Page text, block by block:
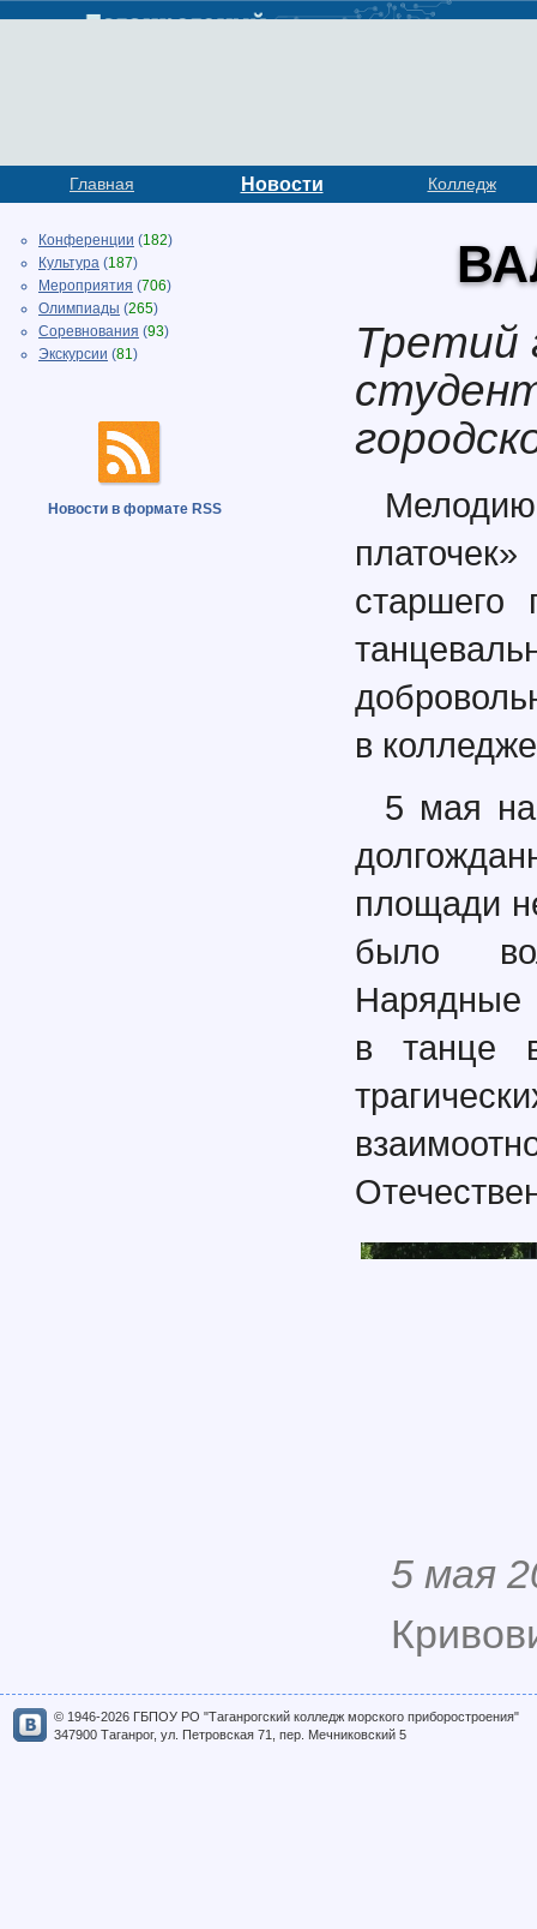
Главная Новости Колледж
Конференции (182)
Культура (187)
Мероприятия (706)
Олимпиады (265)
Соревнования (93)
Экскурсии (81)
Новости в формате RSS
Третий
старшего
в
5 мая
площади
было
Нарядные
в танце
5 мая
© 1946-2026 ГБПОУ РО "Таганрогский колледж морского приборостроения"
347900 Таганрог, ул. Петровская 71, пер. Мечниковский 5